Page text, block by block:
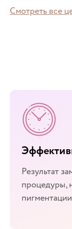
Смотреть все
Результат
процедуры,